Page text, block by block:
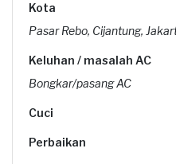
Kota
Pasar Rebo, Cijantung,
Keluhan / masalah AC
Bongkar/pasang AC
Cuci
Perbaikan